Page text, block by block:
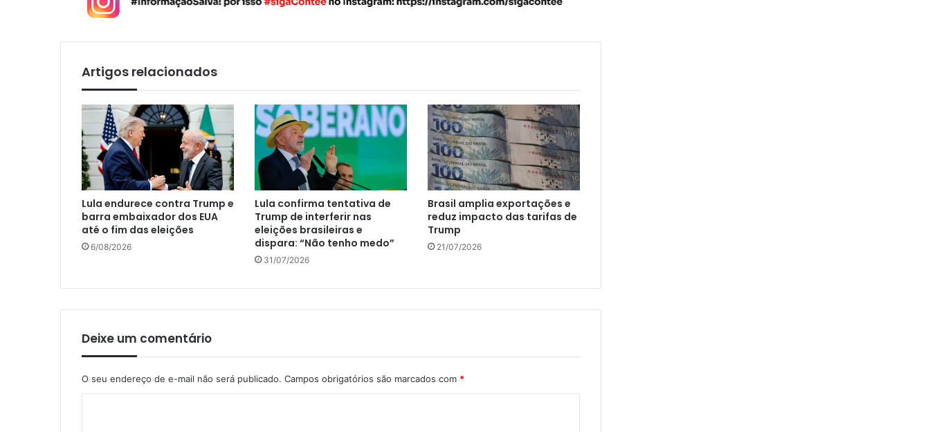
Artigos relacionados
Lula endurece contra Trump e
barra embaixador dos EUA
até o fim das eleições
6/08/2026
Lula confirma tentativa de
Trump de interferir nas
eleições brasileiras e
dispara: “Não tenho medo”
31/07/2026
Brasil amplia exportações e
reduz impacto das tarifas de
Trump
21/07/2026
Deixe um comentário
O seu endereço de e-mail não será publicado. Campos obrigatórios são marcados com *